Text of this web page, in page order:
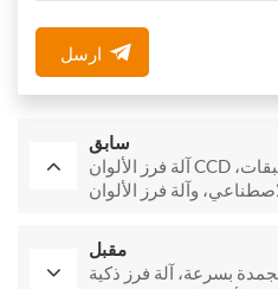
ارسل
سابق
آلة فرز الألوان CCD ذات الحزام الناقل المزدوج الطبقات،
وآلة فرز الألوان
مقبل
بسرعة، آلة فرز ذكية